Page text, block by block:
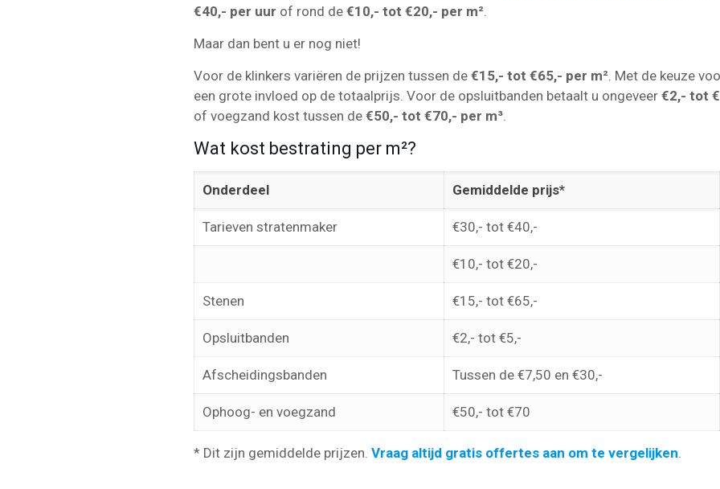
€40,- per uur of rond de €10,- tot €20,- per m².
Maar dan bent u er nog niet!
Voor de klinkers variëren de prijzen tussen de €15,- tot €65,- per m². Met de keuze
een grote invloed op de totaalprijs. Voor de opsluitbanden betaalt u ongeveer €2,- tot
of voegzand kost tussen de €50,- tot €70,- per m³.
Wat kost bestrating per m²?
Onderdeel Gemiddelde prijs*
Tarieven stratenmaker €30,- tot €40,-
€10,- tot €20,-
Stenen €15,- tot €65,-
Opsluitbanden €2,- tot €5,-
Afscheidingsbanden Tussen de €7,50 en €30,-
Ophoog- en voegzand €50,- tot €70
* Dit zijn gemiddelde prijzen. Vraag altijd gratis offertes aan om te vergelijken.